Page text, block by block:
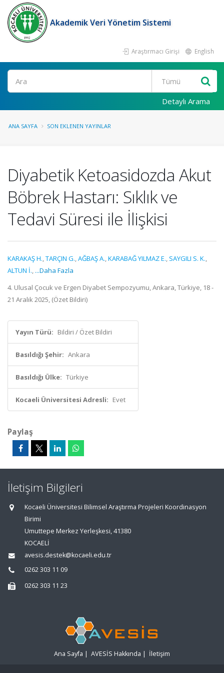
Akademik Veri Yönetim Sistemi
Araştırmacı Girişi English
Ara
Detaylı Arama
ANA SAYFA SON EKLENEN YAYINLAR
Diyabetik Ketoasidozda Akut
Böbrek Hastarı: Sıklık ve
Tedavi Süresi ile İlişkisi
KARAKAŞ H.,TARÇIN G.,AĞBAŞ A.,KARABAĞ YILMAZ E., SAYGILI S. K.,
ALTUN İ., ...Daha Fazla
4. Ulusal Çocuk ve Ergen Diyabet Sempozyumu, Ankara, Türkiye, 18 -
21 Aralık 2025, (Özet Bildiri)
Yayın Türü: Bildiri / Özet Bildiri
Basıldığı Şehir: Ankara
Basıldığı Ülke: Türkiye
Kocaeli Üniversitesi Adresli: Evet
Paylaş
İletişim Bilgileri
Kocaeli Üniversitesi Bilimsel Araştırma Projeleri Koordinasyon
Birimi
Umuttepe Merkez Yerleşkesi, 41380
KOCAELİ
avesis.destek@kocaeli.edu.tr
0262 303 11 09
0262 303 11 23
Ana Sayfa | AVESİS Hakkında | İletişim